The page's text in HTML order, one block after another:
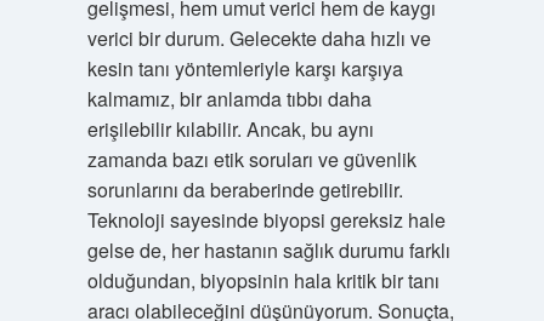
gelişmesi, hem umut verici hem de kaygı
verici bir durum. Gelecekte daha hızlı ve
kesin tanı yöntemleriyle karşı karşıya
kalmamız, bir anlamda tıbbı daha
erişilebilir kılabilir. Ancak, bu aynı
zamanda bazı etik soruları ve güvenlik
sorunlarını da beraberinde getirebilir.
Teknoloji sayesinde biyopsi gereksiz hale
gelse de, her hastanın sağlık durumu farklı
olduğundan, biyopsinin hala kritik bir tanı
aracı olabileceğini düşünüyorum. Sonuçta,